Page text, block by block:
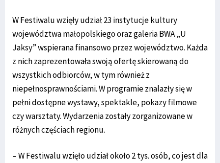
W Festiwalu wzięły udział 23 instytucje kultury
województwa małopolskiego oraz galeria BWA „U
Jaksy” wspierana finansowo przez województwo. Każda
z nich zaprezentowała swoją ofertę skierowaną do
wszystkich odbiorców, w tym również z
niepełnosprawnościami. W programie znalazły się w
pełni dostępne wystawy, spektakle, pokazy filmowe
czy warsztaty. Wydarzenia zostały zorganizowane w
różnych częściach regionu.
– W Festiwalu wzięło udział około 2 tys. osób, co jest dla